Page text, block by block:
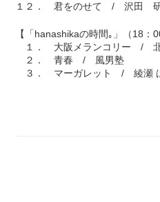
１２． 君をのせて / 沢田
【「hanashikaの時間｡」（18：
１． 大阪メランコリー / 北
２． 青春 / 風男塾
３． マーガレット / 綾瀬